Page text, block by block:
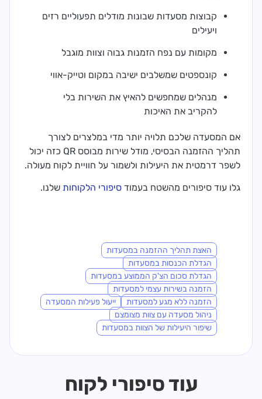
קבוצות מסעדות שבונות מודלים תפעוליים רזים
ויעילים
מקומות עם נפח הזמנות גבוה וצוות מוגבל
קונספטים שמשלבים ישיבה במקום וטייק-אווי
מנהלים שמחפשים להאיץ את השירות בלי
להקריב את האיכות
אם המסעדה שלכם תלויה יותר מדי במלצרים לצורך
תהליך ההזמנה הבסיסי, מודל שירות מבוסס QR כזה יכול
לשפר דרמטית את היעילות ולשמור על חוויית לקוח מעולה.
גלו עוד סיפורים מהשטח בעמוד סיפורי הלקוחות שלנו.
האצת תהליך ההזמנה במסעדות
הגדלת הכנסות במסעדות
הגדלת סכום הצ'ק הממוצע במסעדות
הזמנה בשירות עצמי למסעדות
הזמנה ללא מגע למסעדות
ייעול פעילות המסעדה
ניהול מסעדה עם צוות מצומצם
שיפור היעילות של הצוות במסעדות
עוד סיפורי לקוח